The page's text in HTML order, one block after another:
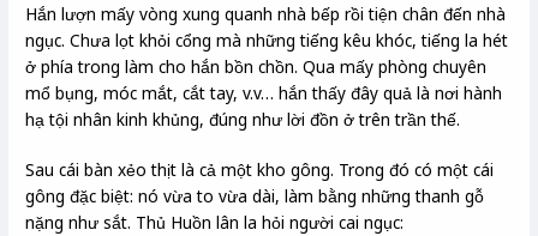
Hắn lượn mấy vòng xung quanh nhà bếp rồi tiện chân đến nhà
ngục. Chưa lọt khỏi cổng mà những tiếng kêu khóc, tiếng la hét
ở phía trong làm cho hắn bồn chồn. Qua mấy phòng chuyên
mổ bụng, móc mắt, cắt tay, v.v… hắn thấy đây quả là nơi hành
hạ tội nhân kinh khủng, đúng như lời đồn ở trên trần thế.
Sau cái bàn xẻo thịt là cả một kho gông. Trong đó có một cái
gông đặc biệt: nó vừa to vừa dài, làm bằng những thanh gỗ
nặng như sắt. Thủ Huồn lân la hỏi người cai ngục: